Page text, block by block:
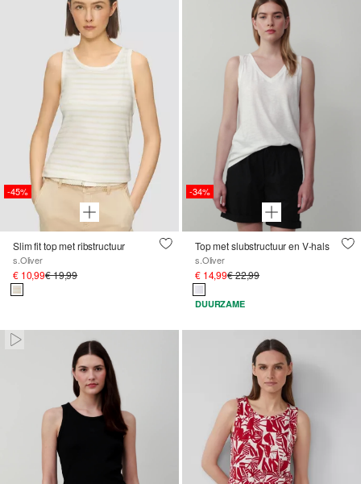
-45%
Slim fit top met ribstructuur
s.Oliver
€ 10,99€ 19,99
-34%
Top met slubstructuur en V-hals
s.Oliver
€ 14,99€ 22,99
DUURZAME
Paused • Muted